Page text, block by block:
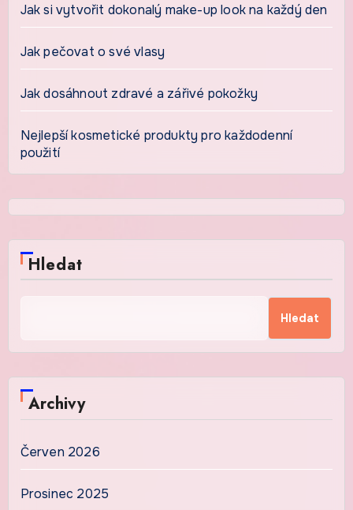
Jak si vytvořit dokonalý make-up look na každý den
Jak pečovat o své vlasy
Jak dosáhnout zdravé a zářivé pokožky
Nejlepší kosmetické produkty pro každodenní
použití
Hledat
Hledat
Archivy
Červen 2026
Prosinec 2025